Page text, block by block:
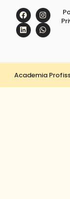
Academia